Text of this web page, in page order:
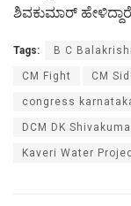
ಶಿವಕುಮಾರ್‌
Tags: B C
CM Fight CM
congress
DCM DK
Kaveri Water